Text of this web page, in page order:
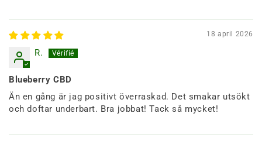
18 april 2026
R.
Blueberry CBD
Än en gång är jag positivt överraskad. Det smakar utsökt
och doftar underbart. Bra jobbat! Tack så mycket!